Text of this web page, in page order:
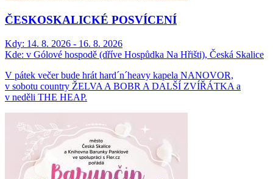
ČESKOSKALICKÉ POSVÍCENÍ
Kdy: 14. 8. 2026 - 16. 8. 2026
Kde: v Gólové hospodě (dříve Hospůdka Na Hřišti), Česká Skalice
V pátek večer bude hrát hard´n´heavy kapela NANOVOR,
v sobotu country ŽELVA A BOBR A DALŠÍ ZVÍŘÁTKA a
v neděli THE HEAP.